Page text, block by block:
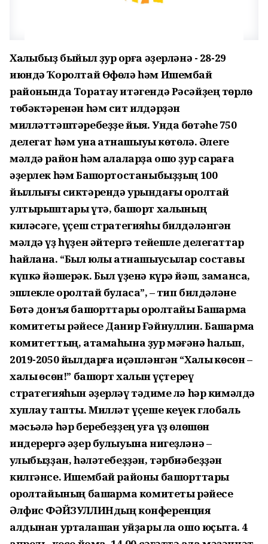
Халҡыбыҙ быйыл ҙур ҡорға әҙерләнә - 28-29
июндә Ҡоролтай Өфөлә һәм Ишембай
районында Торатау итәгендә Рәсәйҙең төрлө
төбәктәренән һәм сит илдәрҙән
милләттәштәребеҙҙе йыя. Унда бөтәһе 750
делегат һәм ҡунаҡ ҡатнашыуы көтөлә. Әлеге
мәлдә район һәм ҡалаларҙа ошо ҙур сараға
әҙерлек һәм Башҡортостаныбыҙҙың 100
йыллығы сиктәрендә урындағы ҡоролтай
ултырыштары үтә, башҡорт халҡының
киләсәге, үҫеш стратегияһы билдәләнгән
мәлдә үҙ һүҙен әйтергә тейешле делегаттар
һайлана. “Был юлы ҡатнашыусылар составы
күпкә йәшерәк. Был үҙенә күрә йәш, заманса,
эшлекле ҡоролтай буласаҡ”, – тип билдәләне
Бөтә донъя башҡорттары ҡоролтайы Башҡарма
комитеты рәйесе Данир Ғәйнуллин. Башҡарма
комитеттың, атамаһына ҙур мәғәнә һалып,
2019-2050 йылдарға иҫәпләнгән “Халыҡ көсөн –
халыҡ өсөн!” башҡорт халҡын үҫтереү
стратегияһын әҙерләү тәҡдиме лә һәр кимәлдә
хуплау тапты. Милләт үҫеше кеүек глобаль
мәсьәлә һәр беребеҙҙең уға үҙ өлөшөн
индерергә әҙер булыуына нигеҙләнә –
ҡулыбыҙҙан, һәләтебеҙҙән, тәрбиәбеҙҙән
килгәнсе. Ишембай районы башҡорттары
ҡоролтайының башҡарма комитеты рәйесе
Әлфис ФӘЙЗУЛЛИНдың конференция
алдынан уртаҡлашҡан уйҙары ла ошо юҫыҡта. 4